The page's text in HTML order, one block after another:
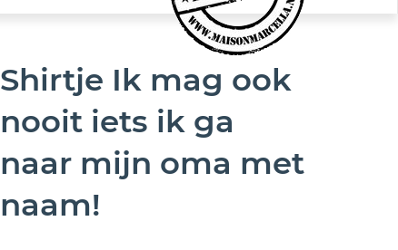
Shirtje Ik mag ook
nooit iets ik ga
naar mijn oma met
naam!